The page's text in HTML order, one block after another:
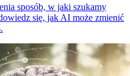
sposób, w jaki szukamy
się, jak AI może zmienić